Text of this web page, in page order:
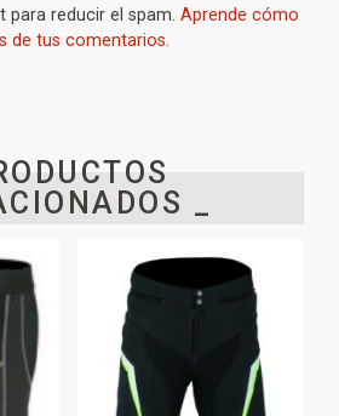
para reducir el spam. Aprende cómo
de tus comentarios.
_